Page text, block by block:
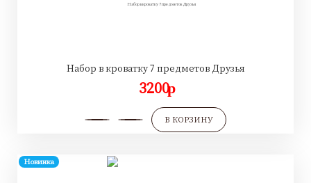
Набор в кроватку 7 предметов Друзья
3200p
В КОРЗИНУ
Новинка